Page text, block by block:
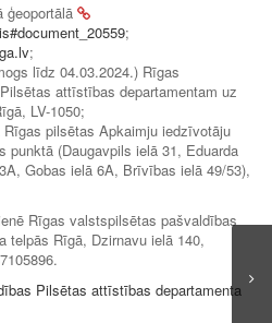
ģeoportālā
;
;
līdz 04.03.2024.) Rīgas
attīstības departamentam uz
LV-1050;
pilsētas Apkaimju iedzīvotāju
punktā (Daugavpils ielā 31, Eduarda
Gobas ielā 6A, Brīvības ielā 49/53),
Rīgas valstspilsētas pašvaldības
telpās Rīgā, Dzirnavu ielā 140,
Pilsētas attīstības departamenta